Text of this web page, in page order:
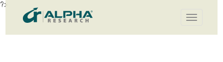
Toggle
?>